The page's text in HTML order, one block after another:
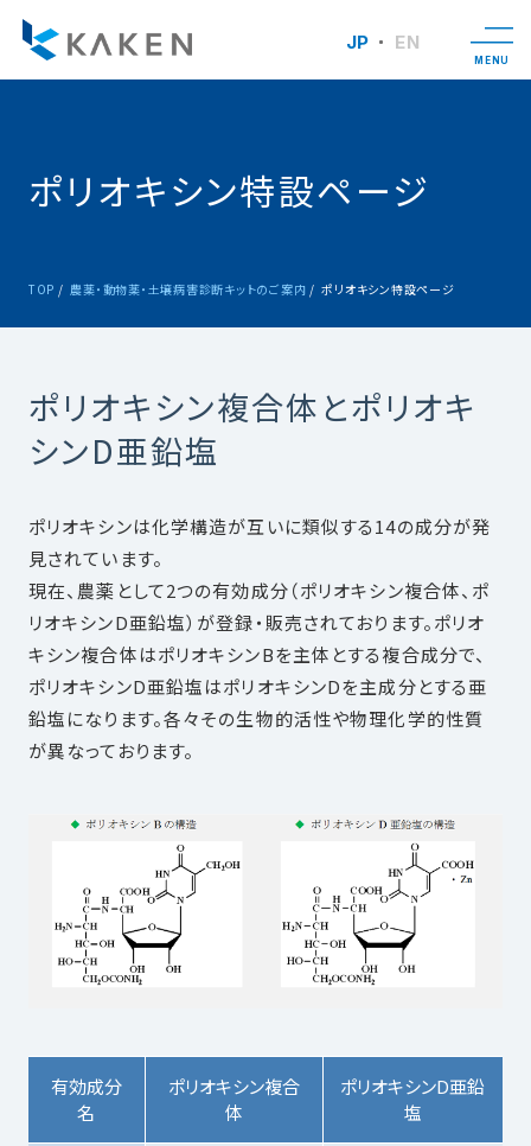
JP EN
MENU
ポリオキシン特設ページ
TOP 農薬・動物薬・土壌病害診断キットのご案内 ポリオキシン特設ページ
ポリオキシン複合体とポリオキ
シンD亜鉛塩
ポリオキシンは化学構造が互いに類似する14の成分が発
見されています。
現在、農薬として2つの有効成分（ポリオキシン複合体、ポ
リオキシンD亜鉛塩）が登録・販売されております。ポリオ
キシン複合体はポリオキシンBを主体とする複合成分で、
ポリオキシンD亜鉛塩はポリオキシンDを主成分とする亜
鉛塩になります。各々その生物的活性や物理化学的性質
が異なっております。
有効成分
名
ポリオキシン複合
体
ポリオキシンD亜鉛
塩